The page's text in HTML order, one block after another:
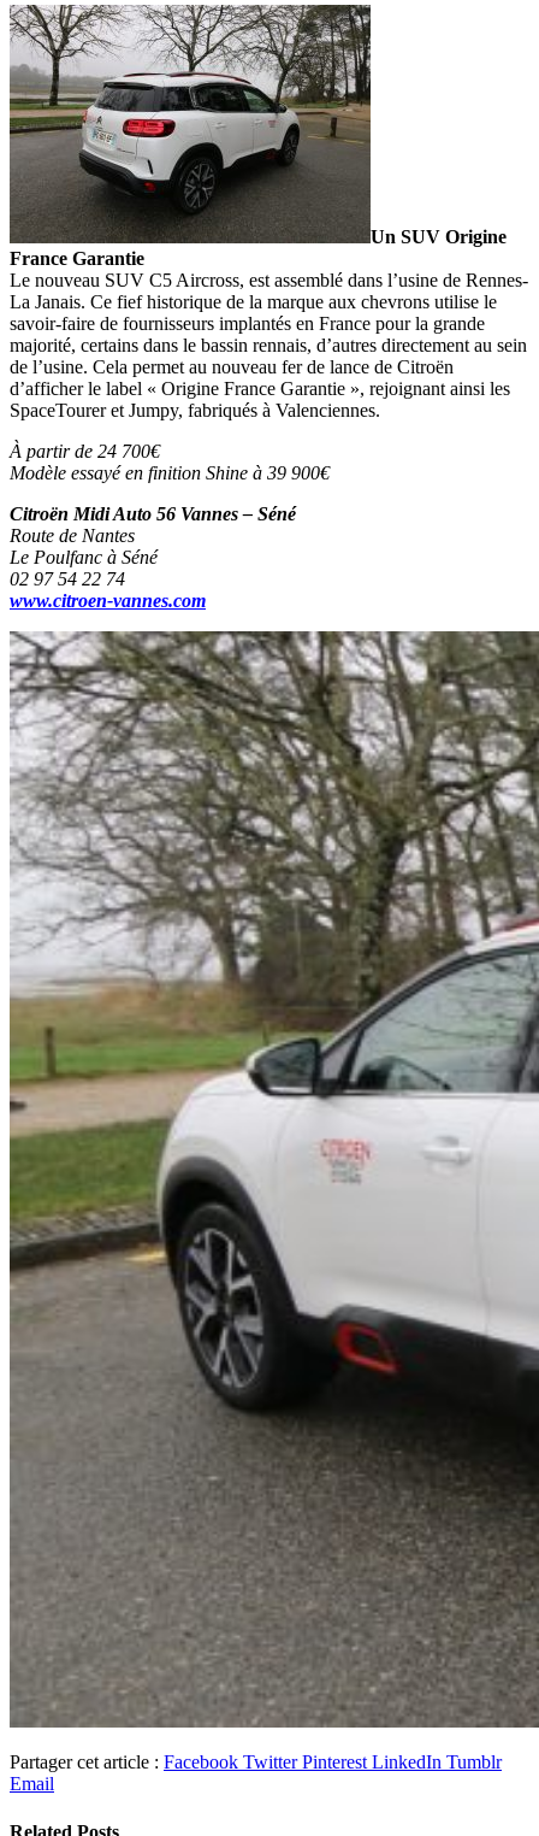
Un SUV Origine
France Garantie
Le nouveau SUV C5 Aircross, est assemblé dans l’usine de Rennes-
La Janais. Ce fief historique de la marque aux chevrons utilise le
savoir-faire de fournisseurs implantés en France pour la grande
majorité, certains dans le bassin rennais, d’autres directement au sein
de l’usine. Cela permet au nouveau fer de lance de Citroën
d’afficher le label « Origine France Garantie », rejoignant ainsi les
SpaceTourer et Jumpy, fabriqués à Valenciennes.
À partir de 24 700€
Modèle essayé en finition Shine à 39 900€
Citroën Midi Auto 56 Vannes – Séné
Route de Nantes
Le Poulfanc à Séné
02 97 54 22 74
www.citroen-vannes.com
Partager cet article : Facebook Twitter Pinterest LinkedIn Tumblr
Email
Related Posts